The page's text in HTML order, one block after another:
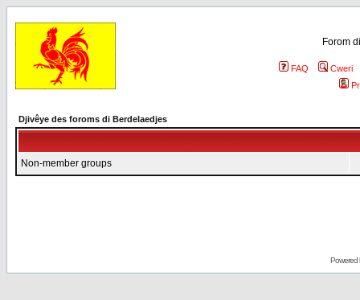
Forom
FAQ
Cweri
Djivêye des foroms di Berdelaedjes
Non-member groups
Powered